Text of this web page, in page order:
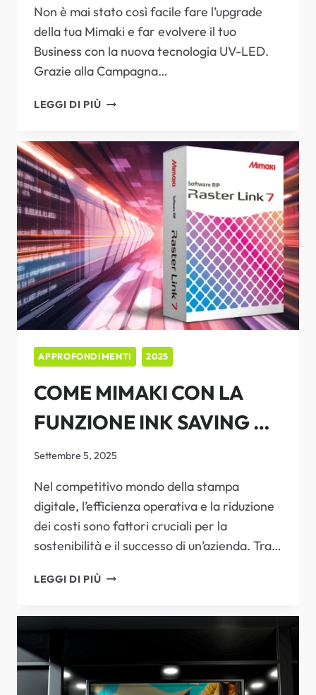
Non è mai stato così facile fare l’upgrade
della tua Mimaki e far evolvere il tuo
Business con la nuova tecnologia UV-LED.
Grazie alla Campagna…
LEGGI DI PIÙMIMAKI
–
SPERIMENTA
IL
FUTURO.
APPROFONDIMENTI 2025
COME MIMAKI CON LA
FUNZIONE INK SAVING DI
RASTERLINK
RIVOLUZIONA IL
RISPARMIO INCHIOSTRO
Settembre 5, 2025
Nel competitivo mondo della stampa
digitale, l’efficienza operativa e la riduzione
dei costi sono fattori cruciali per la
sostenibilità e il successo di un’azienda. Tra…
LEGGI DI PIÙCOME
DI